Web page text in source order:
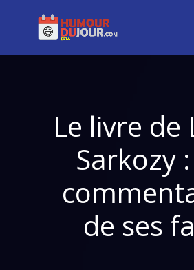
Le livre de
Sarkozy
de ses